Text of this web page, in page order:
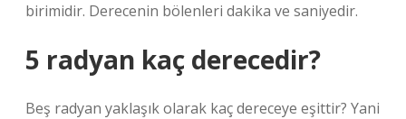
birimidir. Derecenin bölenleri dakika ve saniyedir.
5 radyan kaç derecedir?
Beş radyan yaklaşık olarak kaç dereceye eşittir? Yani